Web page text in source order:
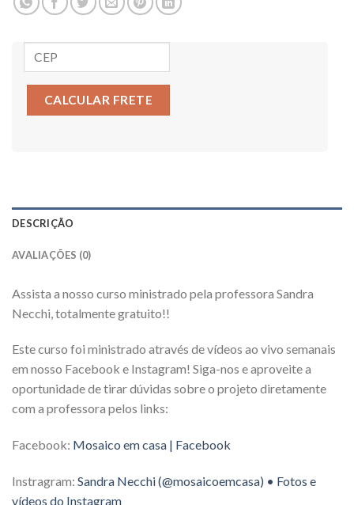
CALCULAR FRETE
DESCRIÇÃO
AVALIAÇÕES (0)
Assista a nosso curso ministrado pela professora Sandra
Necchi, totalmente gratuito!!
Este curso foi ministrado através de vídeos ao vivo semanais
em nosso Facebook e Instagram! Siga-nos e aproveite a
oportunidade de tirar dúvidas sobre o projeto diretamente
com a professora pelos links:
Facebook: Mosaico em casa | Facebook
Instragram: Sandra Necchi (@mosaicoemcasa) • Fotos e
vídeos do Instagram